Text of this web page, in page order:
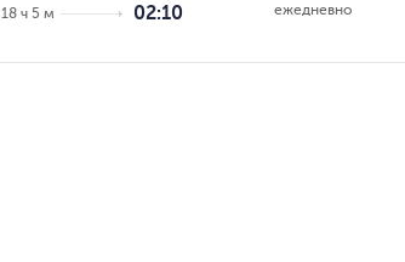
18 ч 5 м 02:10 ежедневно